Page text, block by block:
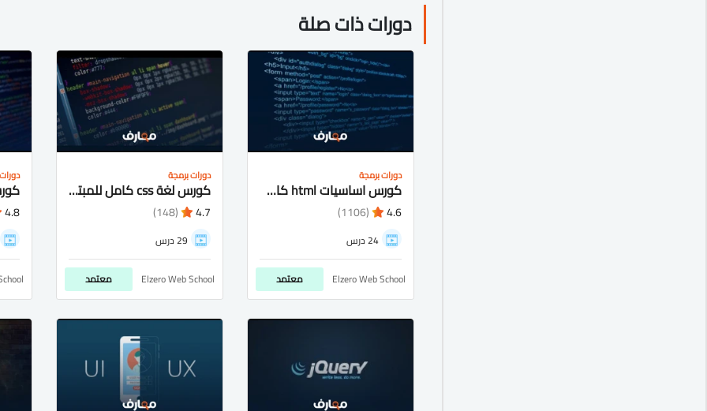
دورات ذات صلة
دورات برمجة
كورس اساسيات html كامل شرح عربى للمبتدئيين
4.6
(1106)
24 درس
Elzero Web School معتمد
دورات برمجة
كورس لغة css كامل للمبتدئيين شرح عربى
4.7
(148)
29 درس
Elzero Web School معتمد
4.8